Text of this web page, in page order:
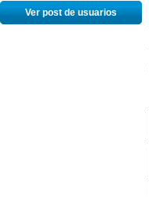
Ver post de usuarios